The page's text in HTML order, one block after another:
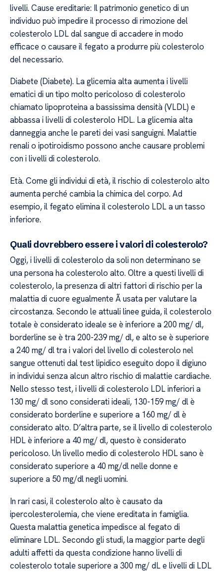
livelli. Cause ereditarie: Il patrimonio genetico di un
individuo può impedire il processo di rimozione del
colesterolo LDL dal sangue di accadere in modo
efficace o causare il fegato a produrre più colesterolo
del necessario.
Diabete (Diabete). La glicemia alta aumenta i livelli
ematici di un tipo molto pericoloso di colesterolo
chiamato lipoproteina a bassissima densità (VLDL) e
abbassa i livelli di colesterolo HDL. La glicemia alta
danneggia anche le pareti dei vasi sanguigni. Malattie
renali o ipotiroidismo possono anche causare problemi
con i livelli di colesterolo.
Età. Come gli individui di età, il rischio di colesterolo alto
aumenta perché cambia la chimica del corpo. Ad
esempio, il fegato elimina il colesterolo LDL a un tasso
inferiore.
Quali dovrebbero essere i valori di colesterolo?
Oggi, i livelli di colesterolo da soli non determinano se
una persona ha colesterolo alto. Oltre a questi livelli di
colesterolo, la presenza di altri fattori di rischio per la
malattia di cuore egualmente Ã usata per valutare la
circostanza. Secondo le attuali linee guida, il colesterolo
totale è considerato ideale se è inferiore a 200 mg/ dl,
borderline se è tra 200-239 mg/ dl, e alto se è superiore
a 240 mg/ dl tra i valori del livello di colesterolo nel
sangue ottenuti dal test lipidico eseguito dopo il digiuno
in individui senza alcun altro rischio di malattie cardiache.
Nello stesso test, i livelli di colesterolo LDL inferiori a
130 mg/ dl sono considerati ideali, 130-159 mg/ dl è
considerato borderline e superiore a 160 mg/ dl è
considerato alto. D’altra parte, se il livello di colesterolo
HDL è inferiore a 40 mg/ dl, questo è considerato
pericoloso. Un livello medio di colesterolo HDL sano è
considerato superiore a 40 mg/dl nelle donne e
superiore a 50 mg/dl negli uomini.
In rari casi, il colesterolo alto è causato da
ipercolesterolemia, che viene ereditata in famiglia.
Questa malattia genetica impedisce al fegato di
eliminare LDL. Secondo gli studi, la maggior parte degli
adulti affetti da questa condizione hanno livelli di
colesterolo totale superiore a 300 mg/ dL e livelli di LDL